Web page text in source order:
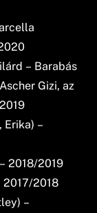
– Barabás
Gizi, az
Erika) –
2018/2019
2017/2018
–